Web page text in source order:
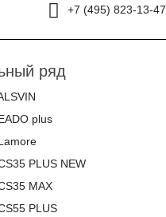
+7 (495) 823-13-47
ряд
plus
PLUS NEW
MAX
PLUS